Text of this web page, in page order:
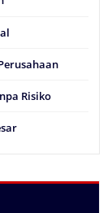
Risiko